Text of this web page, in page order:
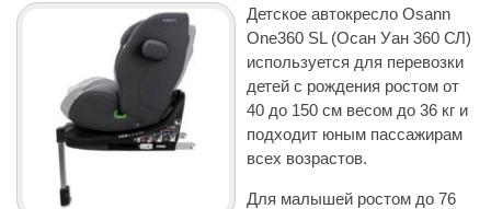
Детское автокресло Osann
One360 SL (Осан Уан 360 СЛ)
используется для перевозки
детей с рождения ростом от
40 до 150 см весом до 36 кг и
подходит юным пассажирам
всех возрастов.
Для малышей ростом до 76